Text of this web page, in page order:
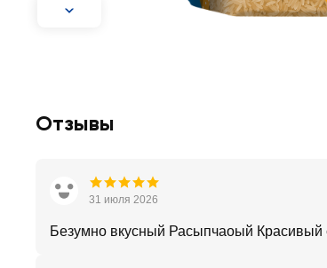
Отзывы
31 июля 2026
Безумно вкусный Расыпчаоый Красивый